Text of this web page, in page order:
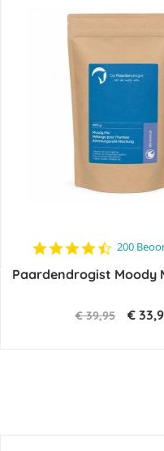
4.6
rating
200
Paardendrogist Moody
€ 39,95 €